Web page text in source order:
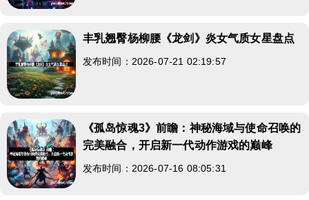
丰乳翘臀杨柳腰《龙剑》炎女气质女星盘点
发布时间：2026-07-21 02:19:57
《孤岛惊魂3》前瞻：神秘海域与使命召唤的
完美融合，开启新一代动作游戏的巅峰
发布时间：2026-07-16 08:05:31